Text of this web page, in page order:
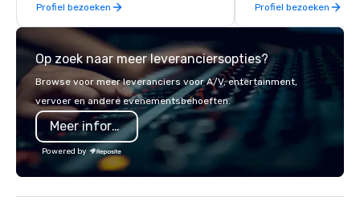
Profiel bezoeken
direct line of
unparalleled
Profiel bezoeken
Op zoek naar meer leveranciersopties?
Browse voor meer leveranciers voor A/V, entertainment,
vervoer en andere evenementsbehoeften.
Meer informatie
Powered by